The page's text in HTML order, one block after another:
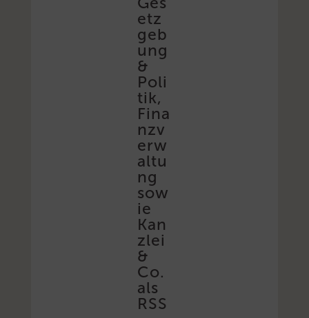
etz
geb
ung
&
Poli
tik,
Fina
nzv
erw
altu
ng
sow
ie
Kan
zlei
&
Co.
als
RSS